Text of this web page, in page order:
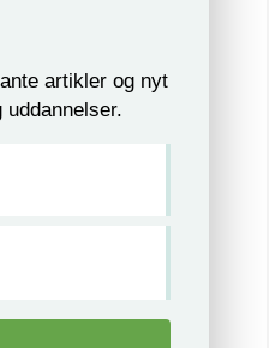
artikler og nyt